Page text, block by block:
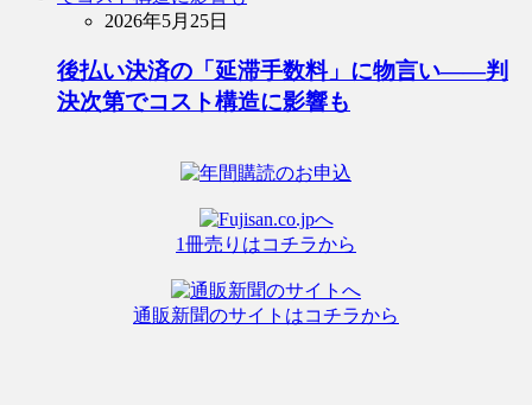
2026年5月25日
後払い決済の「延滞手数料」に物言い――判
決次第でコスト構造に影響も
1冊売りはコチラから
通販新聞のサイトはコチラから